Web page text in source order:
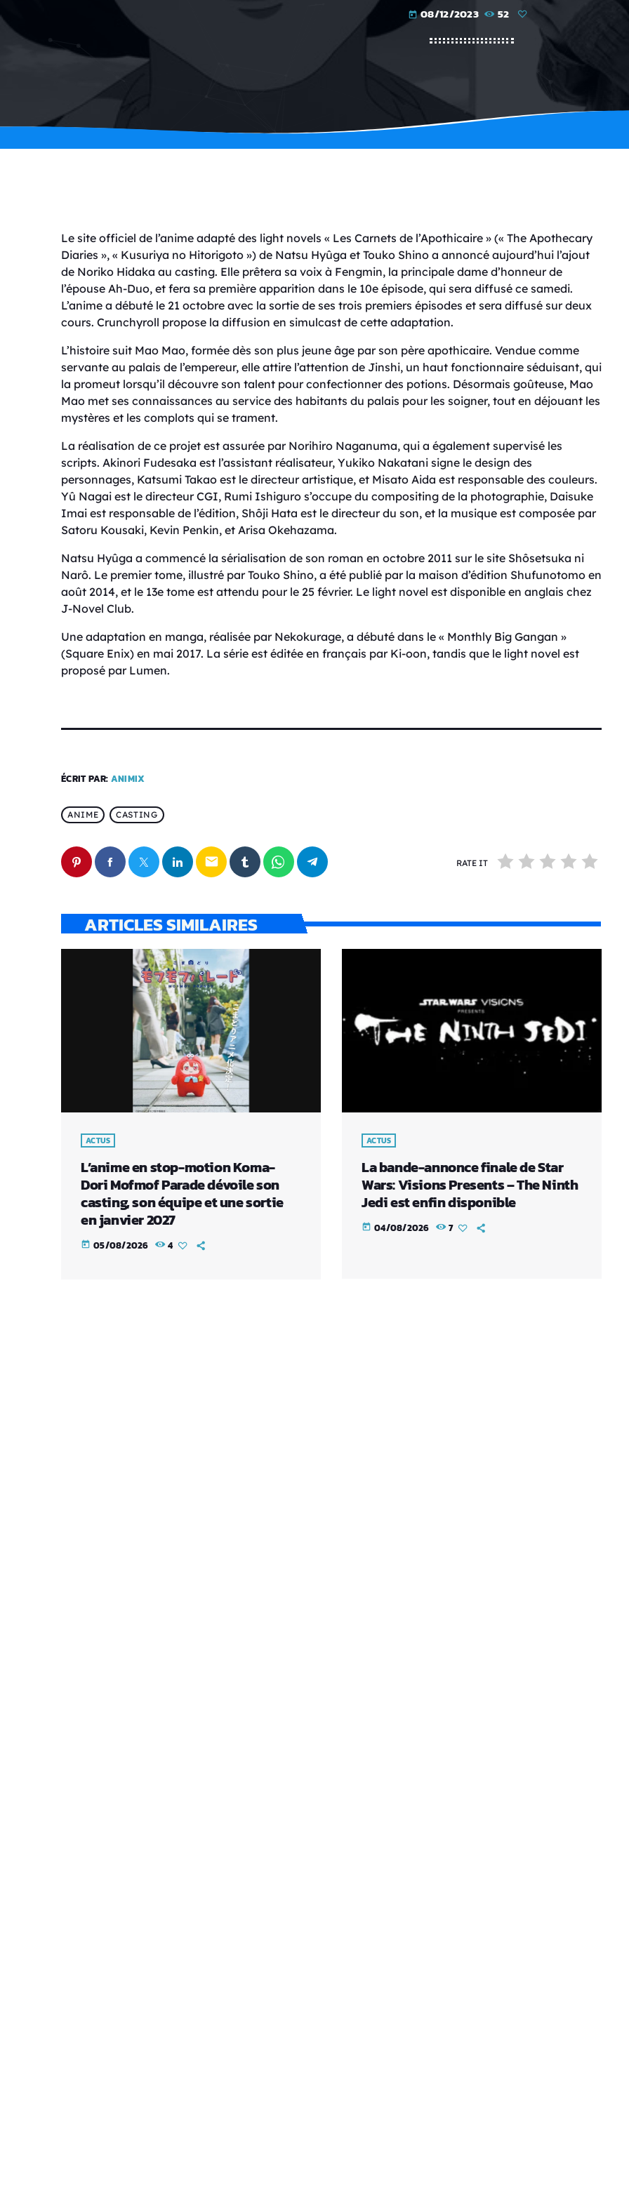
today 08/12/2023 52
Le site officiel de l’anime adapté des light novels « Les Carnets de l’Apothicaire » (« The Apothecary
Diaries », « Kusuriya no Hitorigoto ») de Natsu Hyûga et Touko Shino a annoncé aujourd’hui l’ajout
de Noriko Hidaka au casting. Elle prêtera sa voix à Fengmin, la principale dame d’honneur de
l’épouse Ah-Duo, et fera sa première apparition dans le 10e épisode, qui sera diffusé ce samedi.
L’anime a débuté le 21 octobre avec la sortie de ses trois premiers épisodes et sera diffusé sur deux
cours. Crunchyroll propose la diffusion en simulcast de cette adaptation.
L’histoire suit Mao Mao, formée dès son plus jeune âge par son père apothicaire. Vendue comme
servante au palais de l’empereur, elle attire l’attention de Jinshi, un haut fonctionnaire séduisant, qui
la promeut lorsqu’il découvre son talent pour confectionner des potions. Désormais goûteuse, Mao
Mao met ses connaissances au service des habitants du palais pour les soigner, tout en déjouant les
mystères et les complots qui se trament.
La réalisation de ce projet est assurée par Norihiro Naganuma, qui a également supervisé les
scripts. Akinori Fudesaka est l’assistant réalisateur, Yukiko Nakatani signe le design des
personnages, Katsumi Takao est le directeur artistique, et Misato Aida est responsable des couleurs.
Yû Nagai est le directeur CGI, Rumi Ishiguro s’occupe du compositing de la photographie, Daisuke
Imai est responsable de l’édition, Shôji Hata est le directeur du son, et la musique est composée par
Satoru Kousaki, Kevin Penkin, et Arisa Okehazama.
Natsu Hyûga a commencé la sérialisation de son roman en octobre 2011 sur le site Shôsetsuka ni
Narô. Le premier tome, illustré par Touko Shino, a été publié par la maison d’édition Shufunotomo en
août 2014, et le 13e tome est attendu pour le 25 février. Le light novel est disponible en anglais chez
J-Novel Club.
Une adaptation en manga, réalisée par Nekokurage, a débuté dans le « Monthly Big Gangan »
(Square Enix) en mai 2017. La série est éditée en français par Ki-oon, tandis que le light novel est
proposé par Lumen.
ÉCRIT PAR: ANIMIX
ANIME CASTING
email RATE IT
ARTICLES SIMILAIRES
ACTUS
L’anime en stop-motion Koma-
Dori Mofmof Parade dévoile son
casting, son équipe et une sortie
en janvier 2027
today 05/08/2026 4
ACTUS
La bande-annonce finale de Star
Wars: Visions Presents – The Ninth
Jedi est enfin disponible
today 04/08/2026 7